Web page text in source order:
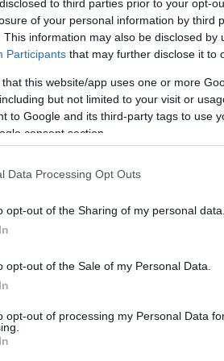
to third parties prior to your opt-
of your personal information by third
This information may also be disclosed by
Participants that may further disclose it to
that this website/app uses one or more
but not limited to your visit or
to Google and its third-party tags to use
consent section.
Data Processing Opt Outs
opt-out of the Sharing of my personal data.
opt-out of the Sale of my Personal Data.
opt-out of processing my Personal Data
शब्दको संयोजन हो, जुन पाठको
गर्दिन, तर ;-)
सुरु भएको थियो र मलाई मेरो साना एक
परियोजना लागि अलग वेबसाइट सेट अप
कारण निकै लामो समयको लागि
लागि समय नपाएको थिए।
बनाइएको थियो जब मैले नयाँ सर्भरमा
चलिरहेको छ र क्लाउडफ्लेयर द्वारा प्रोक्सी
राख्दछु र समयको आधारमा म ती सबैको
लेखकहरूको सामग्री पनि प्रस्तुत गर्न